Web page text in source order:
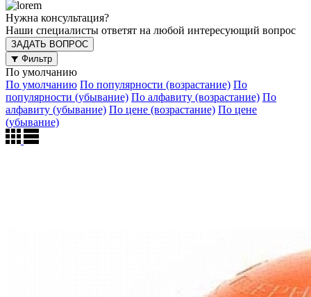
Нужна консультация?
Наши специалисты ответят на любой интересующий вопрос
ЗАДАТЬ ВОПРОС
Фильтр
По умолчанию
По умолчанию По популярности (возрастание) По
популярности (убывание) По алфавиту (возрастание) По
алфавиту (убывание) По цене (возрастание) По цене
(убывание)